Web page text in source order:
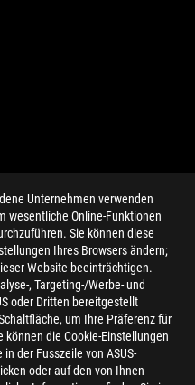
Unternehmen verwenden
wesentliche Online-Funktionen
Sie können diese
Ihres Browsers ändern;
Website beeinträchtigen.
, Targeting-/Werbe- und
oder Dritten bereitgestellt
um Ihre Präferenz für
können die Cookie-Einstellungen
der Fusszeile von ASUS-
oder auf den von Ihnen